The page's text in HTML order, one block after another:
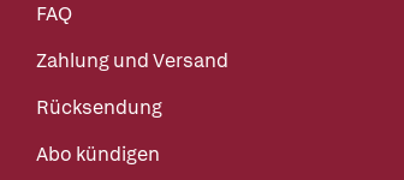
FAQ
Zahlung und Versand
Rücksendung
Abo kündigen